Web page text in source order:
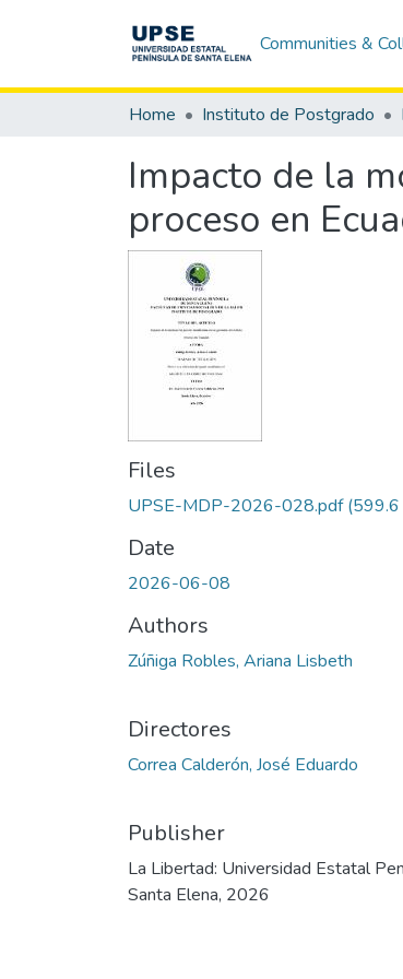
Communities &
Home Instituto de Postgrado
Impacto de la
proceso en
Files
UPSE-MDP-2026-028.pdf(599.6
Date
2026-06-08
Authors
Zúñiga Robles, Ariana Lisbeth
Directores
Correa Calderón, José Eduardo
Publisher
La Libertad: Universidad Estatal
Santa Elena, 2026